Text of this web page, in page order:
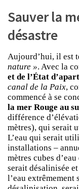
Sauver la
désastre
Aujourd’hui, il est
nature ». Avec la
et de l’État
canal de la Paix,
commencé à se
la mer Rouge au
différence
mètres), qui serait
L’eau qui serait
installations –
mètres cubes
serait désalinisée
l’eau extrêmement